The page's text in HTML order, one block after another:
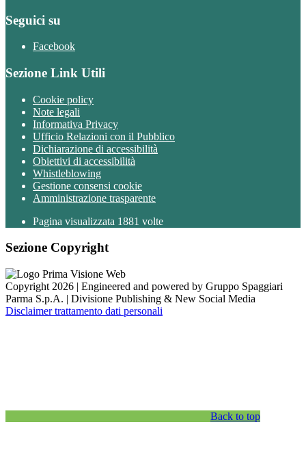
Seguici su
Facebook
Sezione Link Utili
Cookie policy
Note legali
Informativa Privacy
Ufficio Relazioni con il Pubblico
Dichiarazione di accessibilità
Obiettivi di accessibilità
Whistleblowing
Gestione consensi cookie
Amministrazione trasparente
Pagina visualizzata 1881 volte
Sezione Copyright
Copyright 2026 | Engineered and powered by Gruppo Spaggiari
Parma S.p.A. | Divisione Publishing & New Social Media
Disclaimer trattamento dati personali
Back to top